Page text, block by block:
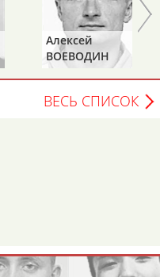
Рамазан
АБДУЛАЕВ
либо ошибку в уже
Алексей
ВОЕВОДИН
ВЕСЬ СПИСОК